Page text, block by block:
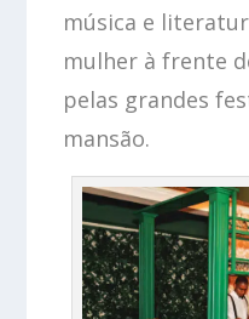
música e
mulher à frente
pelas grandes
mansão.